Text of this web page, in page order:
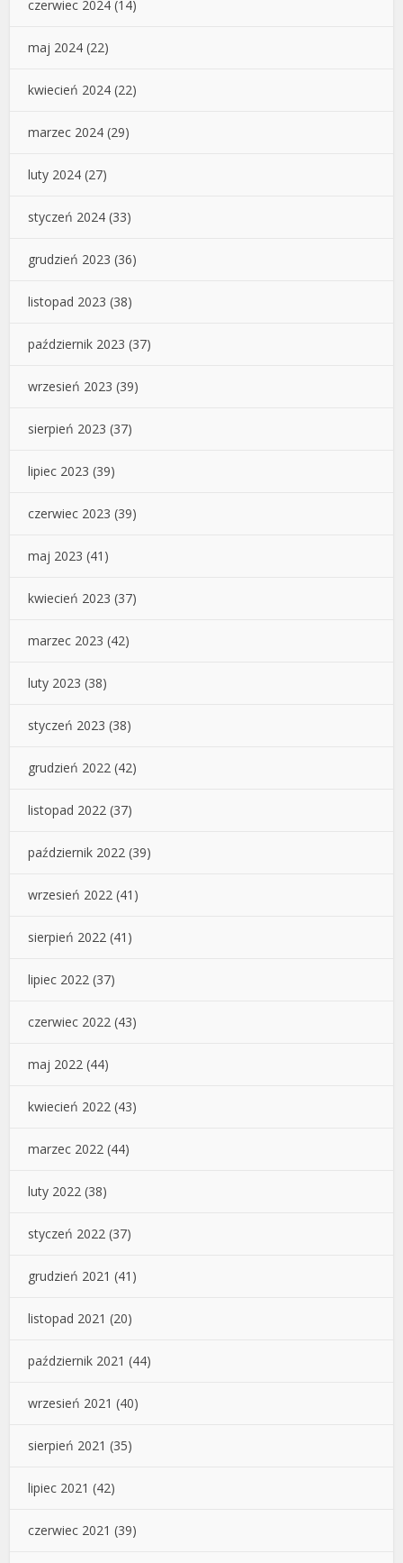
czerwiec 2024 (14)
maj 2024 (22)
kwiecień 2024 (22)
marzec 2024 (29)
luty 2024 (27)
styczeń 2024 (33)
grudzień 2023 (36)
listopad 2023 (38)
październik 2023 (37)
wrzesień 2023 (39)
sierpień 2023 (37)
lipiec 2023 (39)
czerwiec 2023 (39)
maj 2023 (41)
kwiecień 2023 (37)
marzec 2023 (42)
luty 2023 (38)
styczeń 2023 (38)
grudzień 2022 (42)
listopad 2022 (37)
październik 2022 (39)
wrzesień 2022 (41)
sierpień 2022 (41)
lipiec 2022 (37)
czerwiec 2022 (43)
maj 2022 (44)
kwiecień 2022 (43)
marzec 2022 (44)
luty 2022 (38)
styczeń 2022 (37)
grudzień 2021 (41)
listopad 2021 (20)
październik 2021 (44)
wrzesień 2021 (40)
sierpień 2021 (35)
lipiec 2021 (42)
czerwiec 2021 (39)